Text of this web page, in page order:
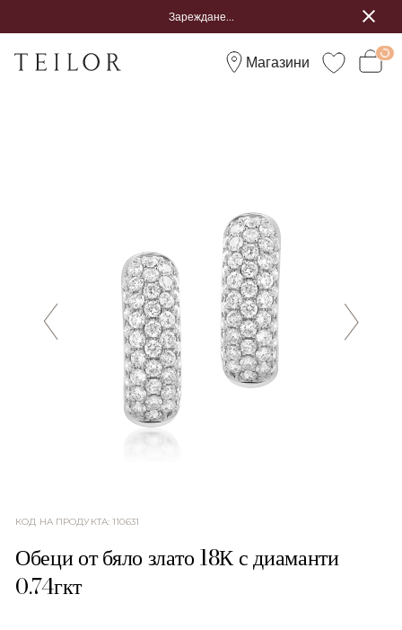
Зареждане...
Магазини
КОД НА ПРОДУКТА:110631
Обеци от бяло злато 18К с диаманти
0.74гкт